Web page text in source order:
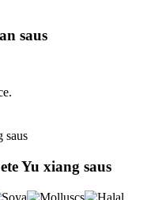
saus
Yu xiang saus